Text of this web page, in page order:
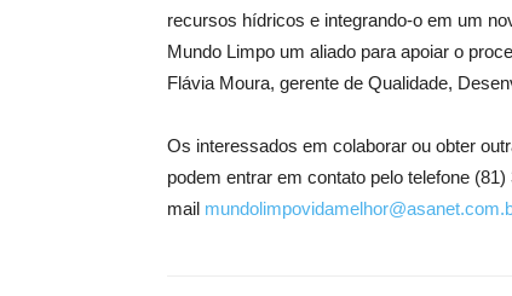
recursos hídricos e integrando-o em um
Mundo Limpo um aliado para apoiar o
Flávia Moura, gerente de Qualidade,
Os interessados em colaborar ou obter
podem entrar em contato pelo telefone
mail